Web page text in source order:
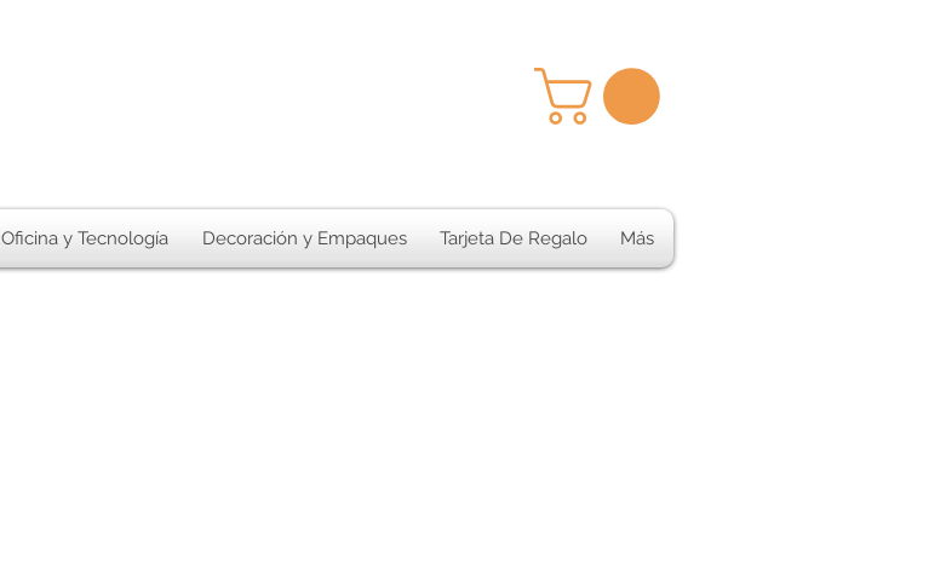
Oficina y Tecnología Decoración y Empaques Tarjeta De Regalo Más